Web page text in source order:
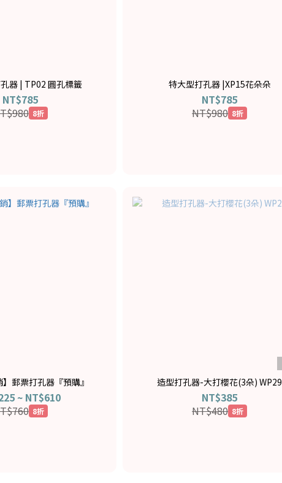
器 | TP02 圓孔標籤
NT$785
8折
特大型打孔器 |XP15花朵朵
NT$785
NT$980 8折
郵票打孔器『預購』
~ NT$610
8折
造型打孔器-大打櫻花(3朵) WP29
NT$385
NT$480 8折